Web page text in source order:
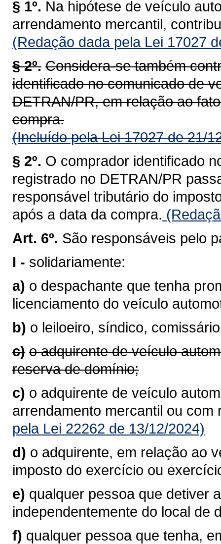
§ 1º. Na hipótese de veículo
arrendamento mercantil,
(Redação dada pela Lei 17027
§ 2º. Considera-se também
identificado no comunicado de
DETRAN/PR, em relação ao
compra.
(Incluído pela Lei 17027 de 21/
§ 2º. O comprador identificado
registrado no DETRAN/PR
responsável tributário do
após a data da compra.
Art. 6º. São responsáveis pelo
I - solidariamente:
a) o despachante que tenha
licenciamento do veículo
b) o leiloeiro, síndico,
c) o adquirente de veículo
reserva de domínio;
c) o adquirente de veículo
arrendamento mercantil ou com
pela Lei 22262 de 13/12/2024)
d) o adquirente, em relação ao
imposto do exercício ou
e) qualquer pessoa que detiver
independentemente do local de
f) qualquer pessoa que tenha,